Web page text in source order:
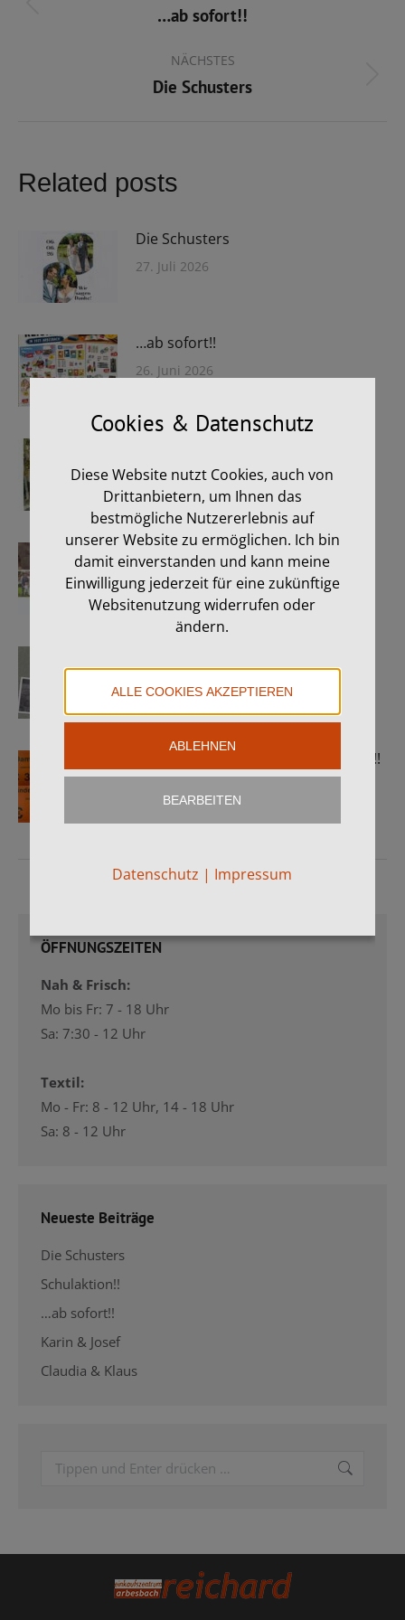
Vorheriger
…ab sofort!!
NÄCHSTES
Nächster
Die Schusters
Related posts
Die Schusters
27. Juli 2026
…ab sofort!!
26. Juni 2026
8. Juni 2026
Claudia & Klaus
11. April 2026
Viele Schnäppchen!! Kommt vorbei!!
ÖFFNUNGSZEITEN
Nah & Frisch:
Mo bis Fr: 7 - 18 Uhr
Sa: 7:30 - 12 Uhr
Textil:
Mo - Fr: 8 - 12 Uhr, 14 - 18 Uhr
Sa: 8 - 12 Uhr
Neueste Beiträge
Die Schusters
Schulaktion!!
…ab sofort!!
Karin & Josef
Claudia & Klaus
Search:
Cookies & Datenschutz
Diese Website nutzt Cookies, auch von
Drittanbietern, um Ihnen das
bestmögliche Nutzererlebnis auf
unserer Website zu ermöglichen. Ich bin
damit einverstanden und kann meine
Einwilligung jederzeit für eine zukünftige
Websitenutzung widerrufen oder
ändern.
ALLE COOKIES AKZEPTIEREN
ABLEHNEN
BEARBEITEN
Datenschutz | Impressum